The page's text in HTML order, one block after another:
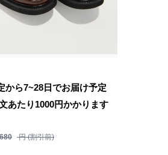
から7~28日でお届け予定
あたり 1000円かかります
円 (割引前)